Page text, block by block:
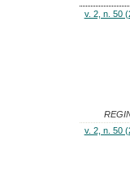
v. 2, n. 50
v. 2, n. 50